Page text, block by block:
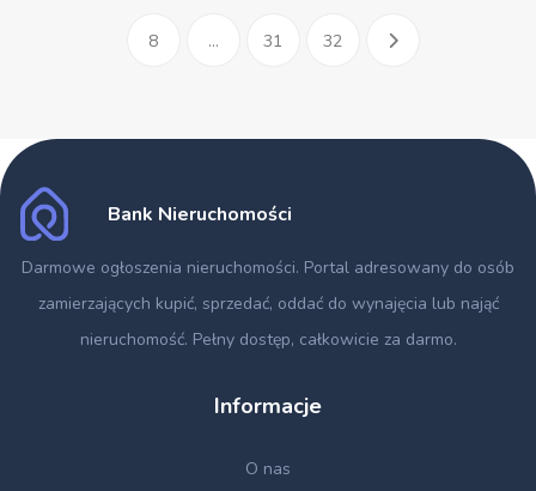
8 ... 31 32
Bank Nieruchomości
Darmowe ogłoszenia nieruchomości. Portal adresowany do osób
zamierzających kupić, sprzedać, oddać do wynajęcia lub nająć
nieruchomość. Pełny dostęp, całkowicie za darmo.
Informacje
O nas